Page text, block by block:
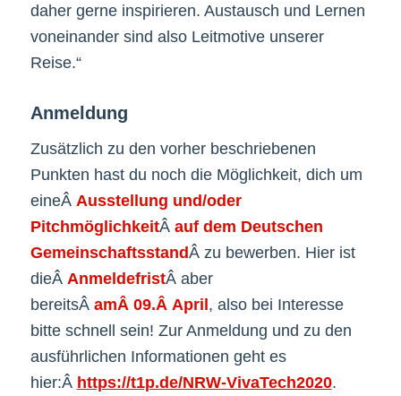
daher gerne inspirieren. Austausch und Lernen
voneinander sind also Leitmotive unserer
Reise.“
Anmeldung
Zusätzlich zu den vorher beschriebenen
Punkten hast du noch die Möglichkeit, dich um
eineÂ Ausstellung und/oder
PitchmöglichkeitÂ auf dem Deutschen
GemeinschaftsstandÂ zu bewerben. Hier ist
dieÂ AnmeldefristÂ aber
bereitsÂ amÂ 09.Â April , also bei Interesse
bitte schnell sein! Zur Anmeldung und zu den
ausführlichen Informationen geht es
hier:Â https://t1p.de/NRW-VivaTech2020.